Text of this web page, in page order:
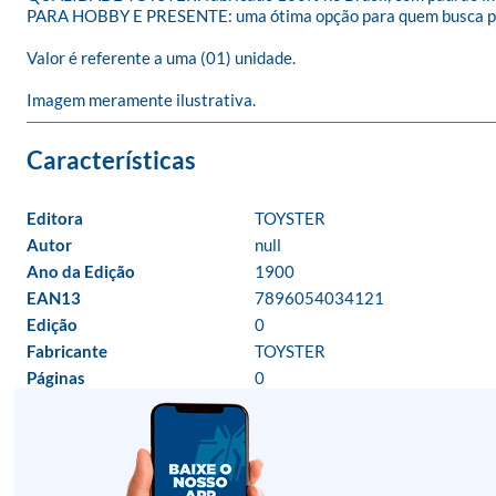
PARA HOBBY E PRESENTE: uma ótima opção para quem
Valor é referente a uma (01) unidade.
Imagem meramente ilustrativa.
Editora
TOYSTER
Autor
null
Ano da Edição
1900
EAN13
7896054034121
Edição
0
Fabricante
TOYSTER
Páginas
0